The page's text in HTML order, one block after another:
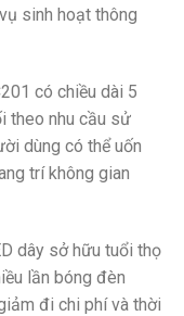
sinh hoạt thông
có chiều dài 5
theo nhu cầu sử
dùng có thể uốn
trí không gian
dây sở hữu tuổi thọ
lần bóng đèn
đi chi phí và thời